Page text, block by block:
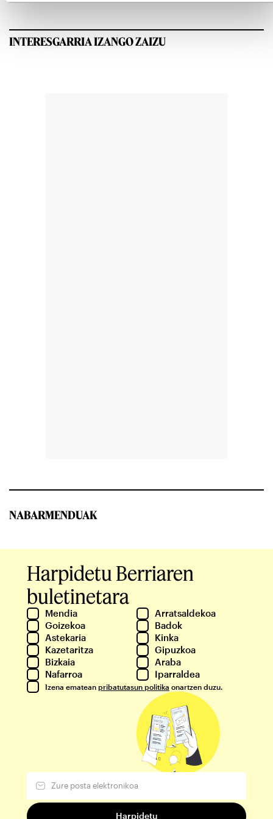
INTERESGARRIA IZANGO ZAIZU
NABARMENDUAK
Harpidetu Berriaren
buletinetara
Mendia
Arratsaldekoa
Goizekoa
Badok
Astekaria
Kinka
Kazetaritza
Gipuzkoa
Bizkaia
Araba
Nafarroa
Iparraldea
Izena ematean pribatutasun politika onartzen duzu.